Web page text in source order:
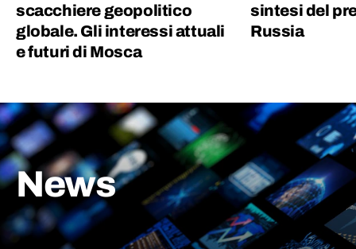
scacchiere geopolitico
globale. Gli interessi attuali
e futuri di Mosca
sintesi del
Russia
News